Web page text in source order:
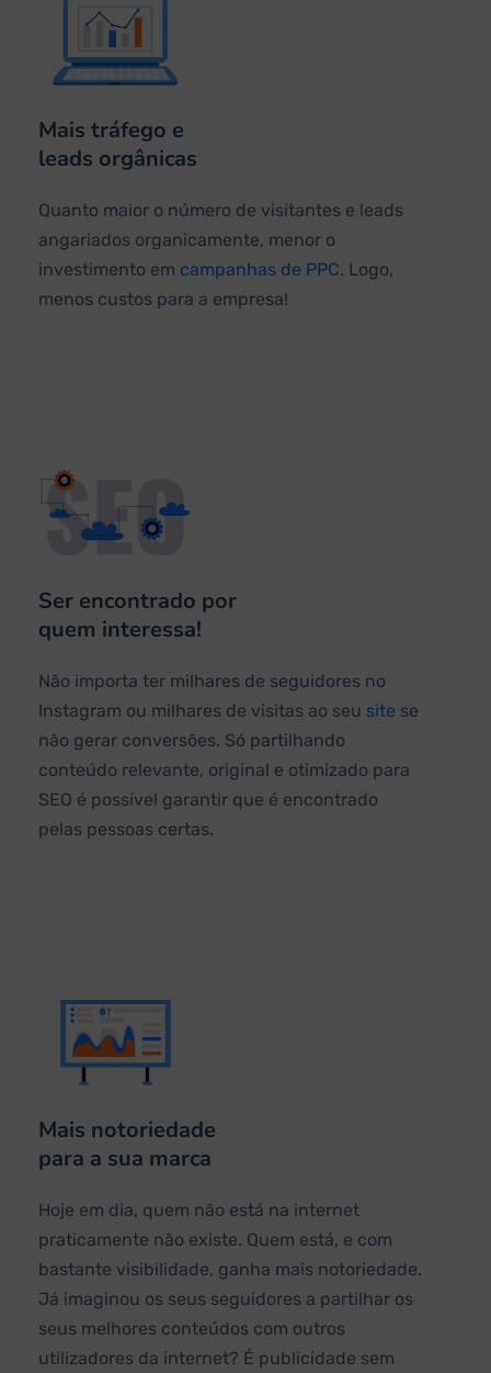
Mais tráfego e
leads orgânicas
Quanto maior o número de visitantes e leads
angariados organicamente, menor o
investimento em campanhas de PPC. Logo,
menos custos para a empresa!
Ser encontrado por
quem interessa!
Não importa ter milhares de seguidores no
Instagram ou milhares de visitas ao seu site se
não gerar conversões. Só partilhando
conteúdo relevante, original e otimizado para
SEO é possível garantir que é encontrado
pelas pessoas certas.
Mais notoriedade
para a sua marca
Hoje em dia, quem não está na internet
praticamente não existe. Quem está, e com
bastante visibilidade, ganha mais notoriedade.
Já imaginou os seus seguidores a partilhar os
seus melhores conteúdos com outros
utilizadores da internet? É publicidade sem